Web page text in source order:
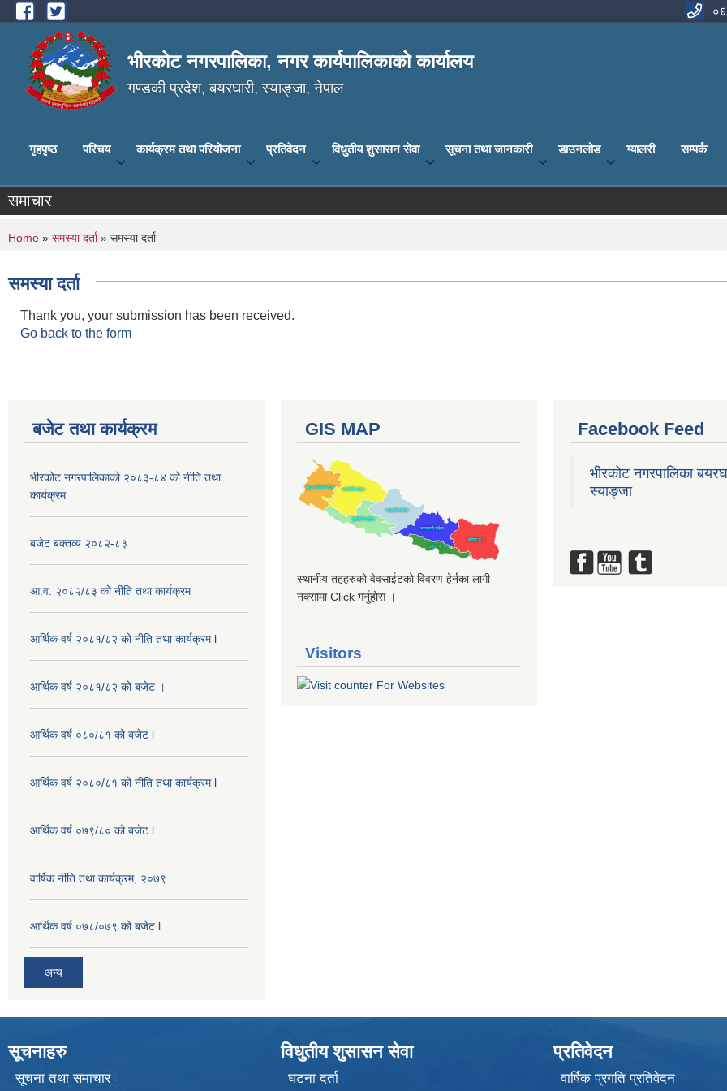
Skip to main content
भीरकोट नगरपालिका, नगर कार्यपालिकाको कार्यालय
गण्डकी प्रदेश, बयरघारी, स्याङ्जा, नेपाल
गृहपृष्ठ परिचय कार्यक्रम तथा परियोजना प्रतिवेदन विधुतीय शुसासन सेवा सूचना तथा जानकारी डाउनलोड ग्यालरी सम्पर्क
समाचार
You are here
Home » समस्या दर्ता» समस्या दर्ता
समस्या दर्ता
Thank you, your submission has been received.
Go back to the form
बजेट तथा कार्यक्रम
भीरकोट नगरपालिकाको २०८३-८४ को नीति तथा
कार्यक्रम
बजेट बक्तव्य २०८२-८३
आ.व. २०८२/८३ को नीति तथा कार्यक्रम
आर्थिक वर्ष २०८१/८२ को नीति तथा कार्यक्रम l
आर्थिक वर्ष २०८१/८२ को बजेट ।
आर्थिक वर्ष ०८०/८१ को बजेट l
आर्थिक वर्ष २०८०/८१ को नीति तथा कार्यक्रम l
आर्थिक वर्ष ०७९/८० को बजेट l
वार्षिक नीति तथा कार्यक्रम, २०७९
आर्थिक वर्ष ०७८/०७९ को बजेट l
अन्य
GIS MAP
स्थानीय तहहरुको वेवसाईटको विवरण हेर्नका लागी
नक्सामा Click गर्नुहोस ।
Visitors
Facebook Feed
भीरकोट नगरपालिका
स्याङ्जा
सूचनाहरु
सूचना तथा समाचार
विधुतीय शुसासन सेवा
घटना दर्ता
प्रतिवेदन
वार्षिक प्रगति प्रतिवेदन